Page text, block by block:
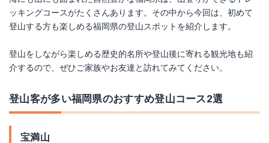
ッキングコースがたくさんあります。その中から今回は、初めて
登山する方も楽しめる福岡県の登山スポットを紹介します。
登山をしながら楽しめる歴史的名所や登山後に寄れる観光地も紹
介するので、ぜひご家族やお友達と訪れてみてください。
登山客が多い福岡県のおすすめ登山コース2選
宝満山